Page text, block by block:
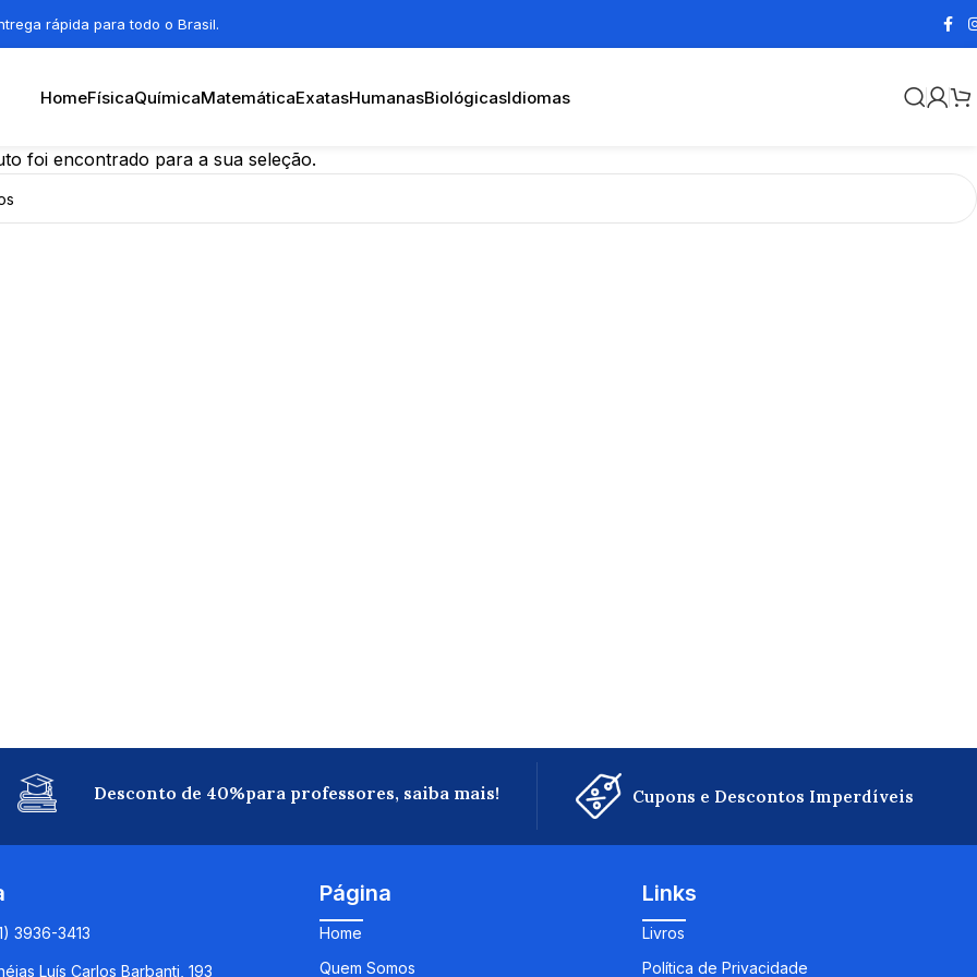
rápida para todo o Brasil.
HomeFísicaQuímicaMatemáticaExatasHumanasBiológicasIdiomas
foi encontrado para a sua seleção.
Desconto de 40%para professores, saiba mais! Cupons e Descontos Imperdíveis
3936-3413
Luís Carlos Barbanti, 193
Página
Home
Quem Somos
Links
Livros
Política de Privacidade